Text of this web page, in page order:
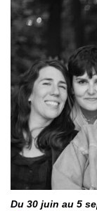
Du 30 juin au 5